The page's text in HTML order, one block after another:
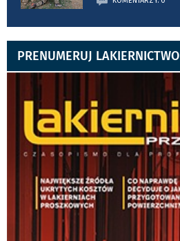
PRENUMERUJ LAKIERNICTWO